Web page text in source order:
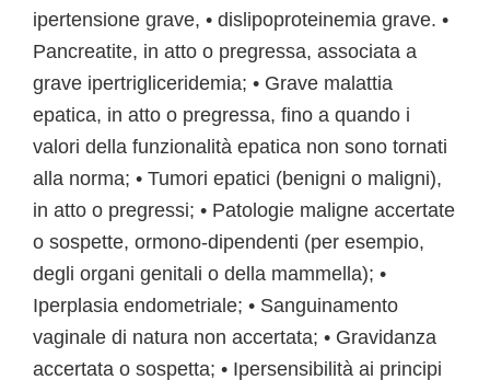
ipertensione grave, • dislipoproteinemia grave. •
Pancreatite, in atto o pregressa, associata a
grave ipertrigliceridemia; • Grave malattia
epatica, in atto o pregressa, fino a quando i
valori della funzionalità epatica non sono tornati
alla norma; • Tumori epatici (benigni o maligni),
in atto o pregressi; • Patologie maligne accertate
o sospette, ormono-dipendenti (per esempio,
degli organi genitali o della mammella); •
Iperplasia endometriale; • Sanguinamento
vaginale di natura non accertata; • Gravidanza
accertata o sospetta; • Ipersensibilità ai principi